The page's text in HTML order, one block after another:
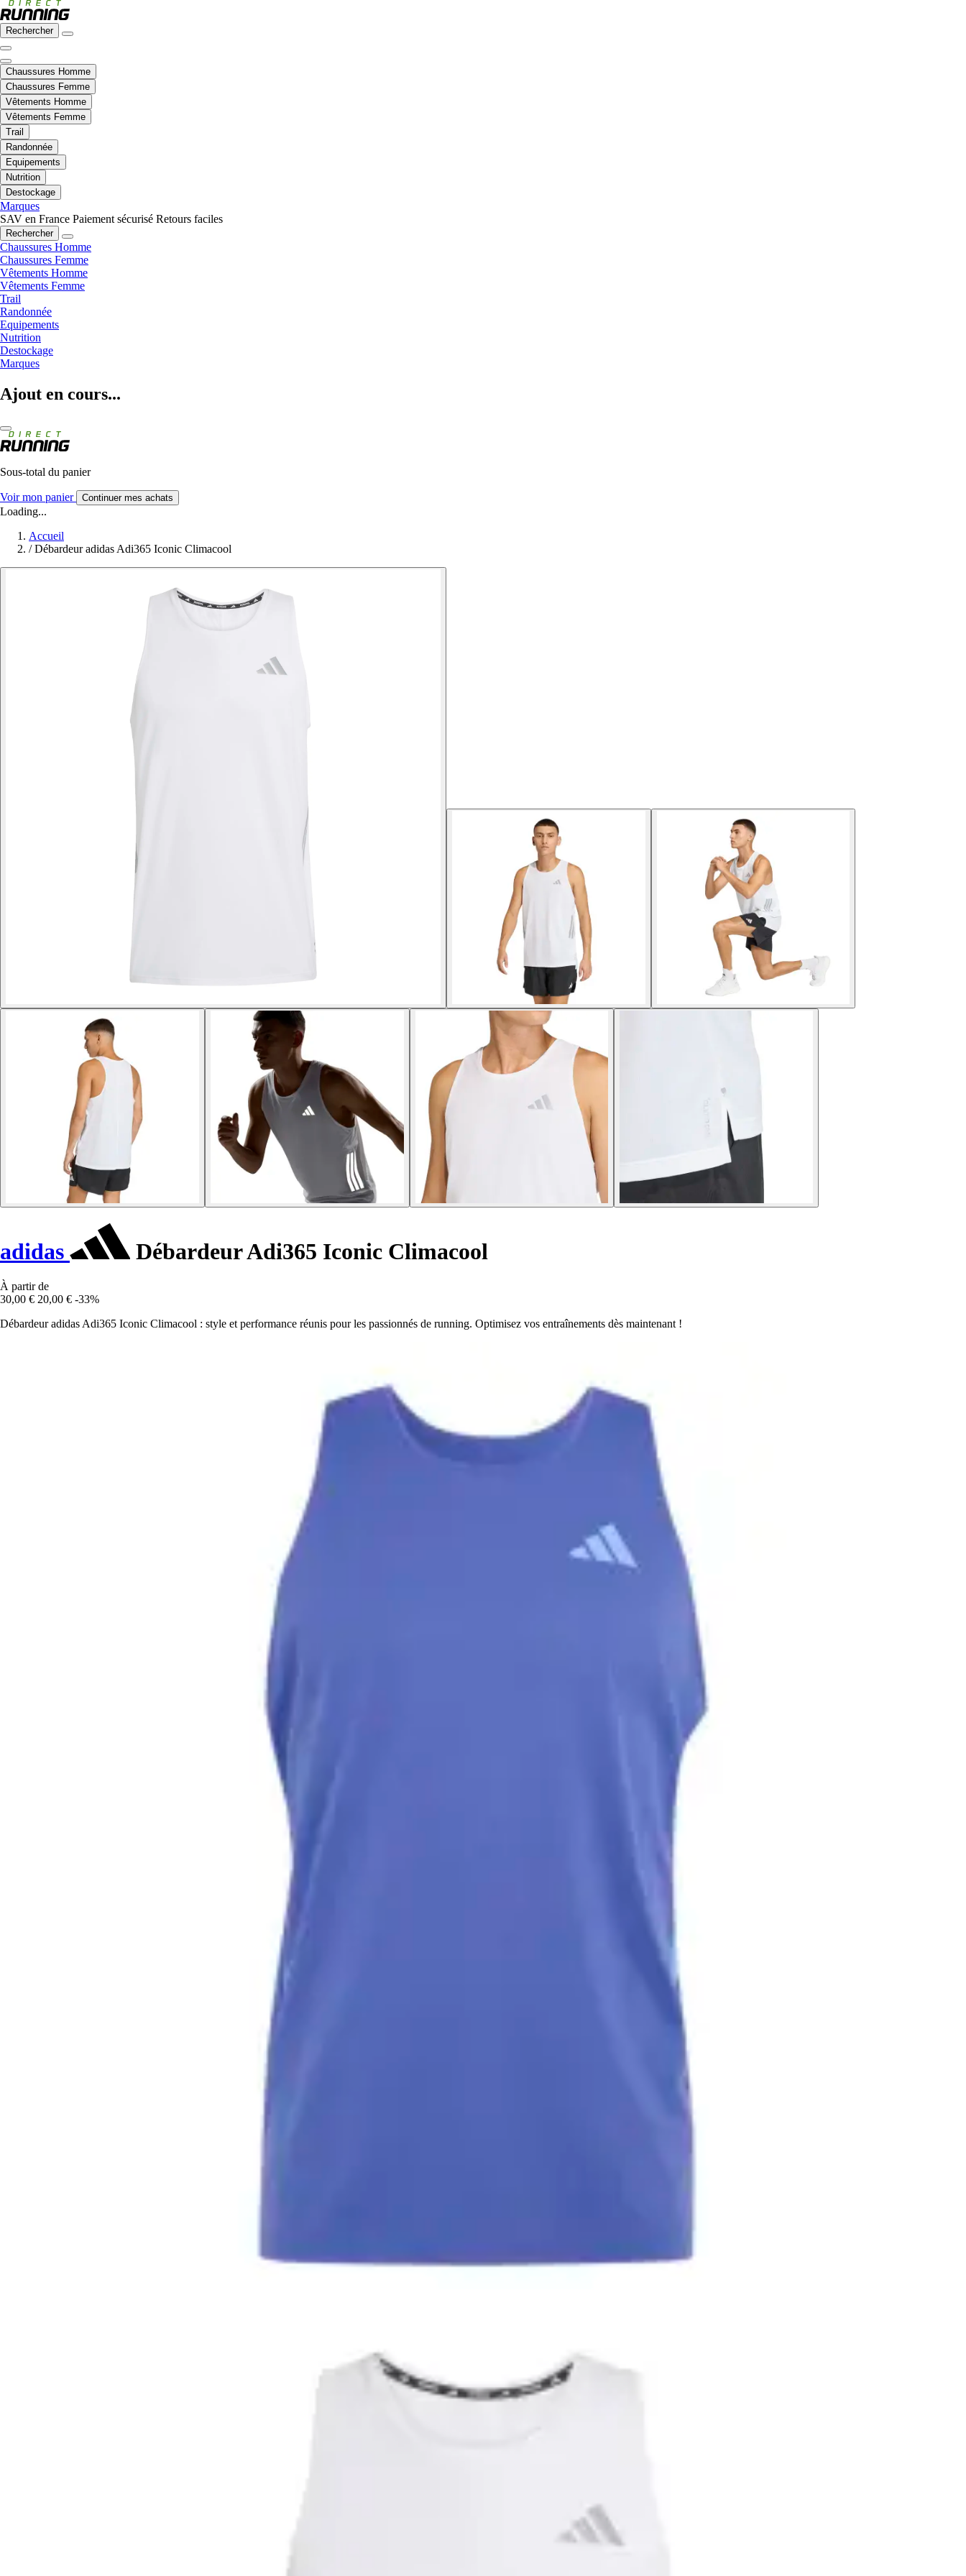
Rechercher
Chaussures Homme
Chaussures Femme
Vêtements Homme
Vêtements Femme
Trail
Randonnée
Equipements
Nutrition
Destockage
Marques
SAV en France Paiement sécurisé Retours faciles
Rechercher
Chaussures Homme
Chaussures Femme
Vêtements Homme
Vêtements Femme
Trail
Randonnée
Equipements
Nutrition
Destockage
Marques
Ajout en cours...
Sous-total du panier
Voir mon panier Continuer mes achats
Loading...
Accueil
/ Débardeur adidas Adi365 Iconic Climacool
adidas Débardeur Adi365 Iconic Climacool
À partir de
30,00 € 20,00 € -33%
Débardeur adidas Adi365 Iconic Climacool : style et performance réunis pour les passionnés de running. Optimisez vos entraînements dès maintenant !